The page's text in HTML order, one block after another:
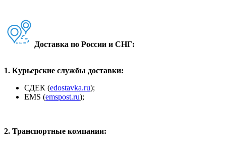
Доставка по России и СНГ:
1. Курьерские службы доставки:
СДЕК (edostavka.ru);
ЕМS (emspost.ru);
2. Транспортные компании: